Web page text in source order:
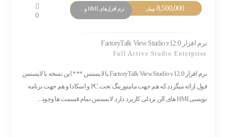
8,500,000 تومان
0
نرم افزار FactoryTalk View Studio v12.0
Full Active Studio Enterprise
نرم افزار FactoryTalk View Studio v12.0 با لایسنس *** این نسخه با لایسنس
فول ارائه میگردد که هم جهت مانیتورینگ تحت PC و اسکادا و هم جهت برنامه
نویسی HMI های الن بردلی کاربرد دارد. لایسنس تمام قسمت ها وجود...